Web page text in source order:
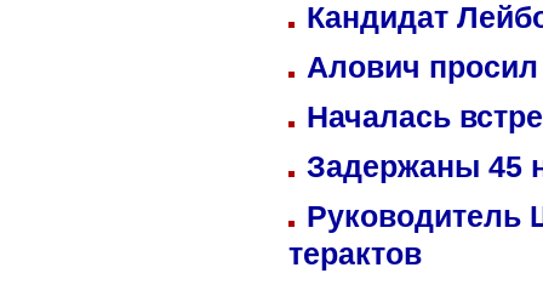
Кандидат
Алович просил
Началась
Задержаны 45
Руководитель
терактов